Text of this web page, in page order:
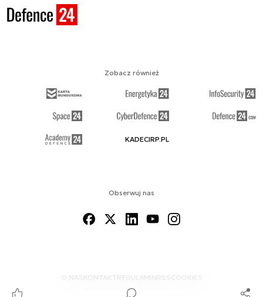
Obserwuj nas
O NAS KONTAKTREGULAMINRSS COOKIES
Zobacz również
KADECIRP.PL